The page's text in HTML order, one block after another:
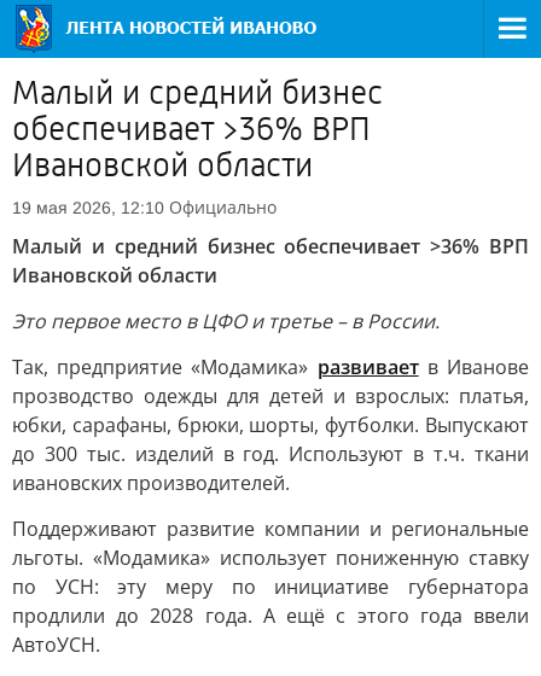
Малый и средний бизнес
обеспечивает >36% ВРП
Ивановской области
19 мая 2026, 12:10 Официально
Малый и средний бизнес обеспечивает >36% ВРП
Ивановской области
Это первое место в ЦФО и третье – в России.
Так, предприятие «Модамика» развиваетв Иванове
прозводство одежды для детей и взрослых: платья,
юбки, сарафаны, брюки, шорты, футболки. Выпускают
до 300 тыс. изделий в год. Используют в т.ч. ткани
ивановских производителей.
Поддерживают развитие компании и региональные
льготы. «Модамика» использует пониженную ставку
по УСН: эту меру по инициативе губернатора
продлили до 2028 года. А ещё с этого года ввели
АвтоУСН.